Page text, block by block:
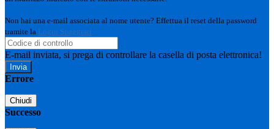
Non hai una e-mail associata al nome utente? Effettua il reset della password
tramite la Login Spaggiari
E-mail inviata, si prega di controllare la casella di posta elettronica!
Errore
Chiudi
Successo